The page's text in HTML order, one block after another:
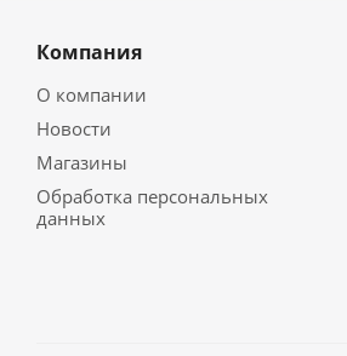
Компания
О компании
Новости
Магазины
Обработка персональных
данных